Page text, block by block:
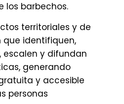
los barbechos.
territoriales y de
que identifiquen,
escalen y difundan
generando
y accesible
personas